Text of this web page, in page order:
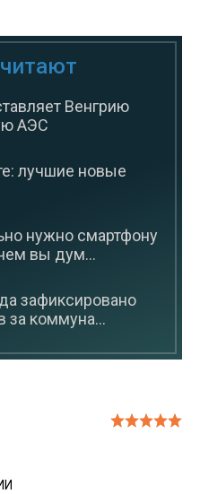
Венгрию
АЭС
лучшие новые
нужно смартфону
вы дум...
зафиксировано
за коммуна...